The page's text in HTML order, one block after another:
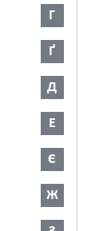
Г
Ґ
Д
Е
Є
Ж